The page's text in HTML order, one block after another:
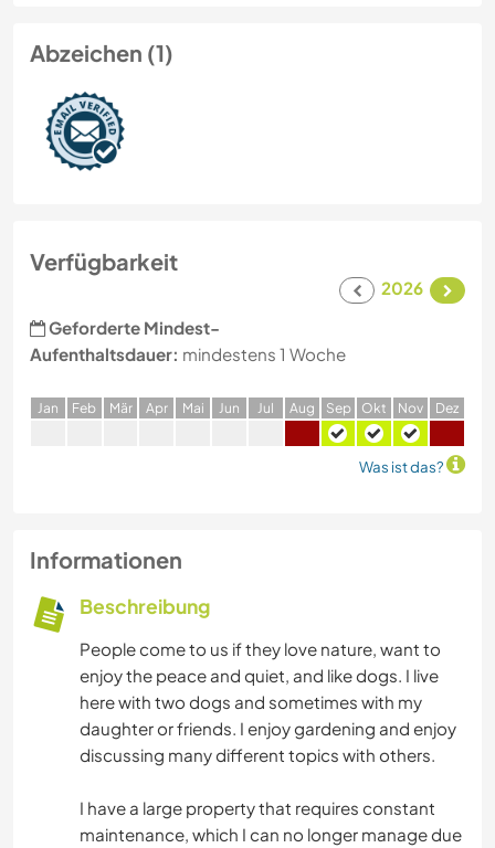
Abzeichen (1)
Verfügbarkeit
2026
Geforderte Mindest-
Aufenthaltsdauer: mindestens 1 Woche
Jan Feb Mär Apr Mai Jun Jul Aug Sep Okt Nov Dez
Was ist das?
Informationen
Beschreibung
People come to us if they love nature, want to
enjoy the peace and quiet, and like dogs. I live
here with two dogs and sometimes with my
daughter or friends. I enjoy gardening and enjoy
discussing many different topics with others.
I have a large property that requires constant
maintenance, which I can no longer manage due